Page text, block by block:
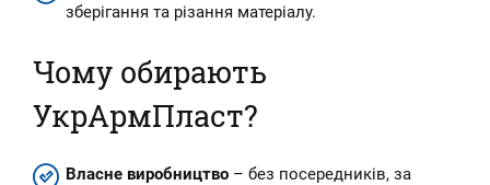
зберігання та різання матеріалу.
Чому обирають
УкрАрмПласт?
Власне виробництво – без посередників, за